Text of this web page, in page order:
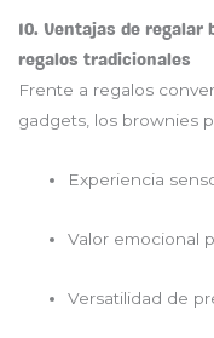
10. Ventajas de
regalos tradicionales
Frente a regalos
gadgets, los brownies
Experiencia
Valor emocional
Versatilidad de